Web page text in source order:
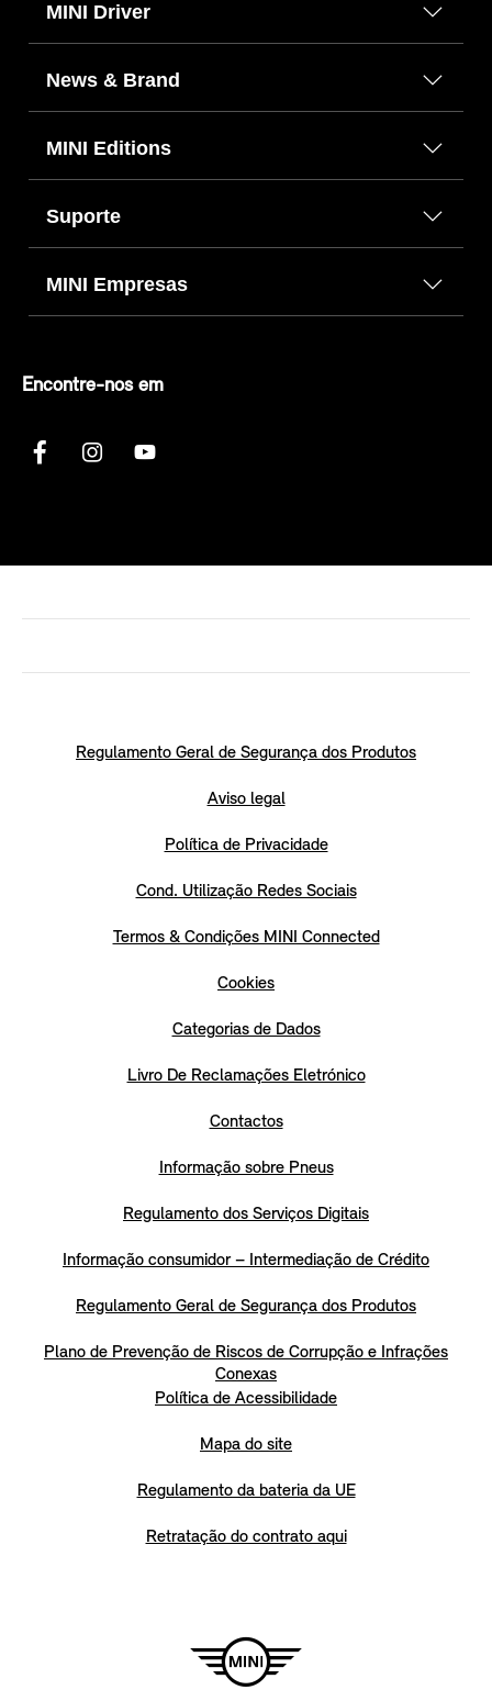
MINI Driver
News & Brand
MINI Editions
Suporte
MINI Empresas
Encontre-nos em
Regulamento Geral de Segurança dos Produtos
Aviso legal
Política de Privacidade
Cond. Utilização Redes Sociais
Termos & Condições MINI Connected
Cookies
Categorias de Dados
Livro De Reclamações Eletrónico
Contactos
Informação sobre Pneus
Regulamento dos Serviços Digitais
Informação consumidor – Intermediação de Crédito
Regulamento Geral de Segurança dos Produtos
Plano de Prevenção de Riscos de Corrupção e Infrações
Conexas
Política de Acessibilidade
Mapa do site
Regulamento da bateria da UE
Retratação do contrato aqui